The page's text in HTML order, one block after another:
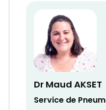
Dr Maud AKSET
Service de